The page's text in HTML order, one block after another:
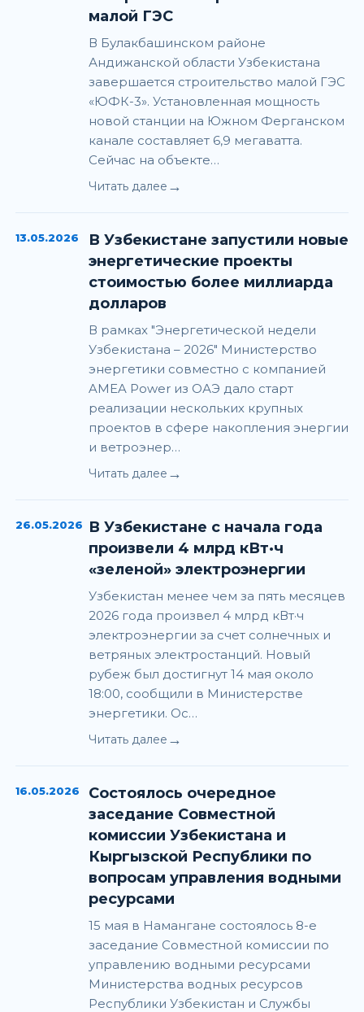
малой ГЭС
В Булакбашинском районе
Андижанской области Узбекистана
завершается строительство малой ГЭС
«ЮФК-3». Установленная мощность
новой станции на Южном Ферганском
канале составляет 6,9 мегаватта.
Сейчас на объекте…
Читать далее →
13.05.2026
В Узбекистане запустили новые
энергетические проекты
стоимостью более миллиарда
долларов
В рамках "Энергетической недели
Узбекистана – 2026" Министерство
энергетики совместно с компанией
AMEA Power из ОАЭ дало старт
реализации нескольких крупных
проектов в сфере накопления энергии
и ветроэнер…
Читать далее →
26.05.2026
В Узбекистане с начала года
произвели 4 млрд кВт·ч
«зеленой» электроэнергии
Узбекистан менее чем за пять месяцев
2026 года произвел 4 млрд кВт·ч
электроэнергии за счет солнечных и
ветряных электростанций. Новый
рубеж был достигнут 14 мая около
18:00, сообщили в Министерстве
энергетики. Ос…
Читать далее →
16.05.2026
Состоялось очередное
заседание Совместной
комиссии Узбекистана и
Кыргызской Республики по
вопросам управления водными
ресурсами
15 мая в Намангане состоялось 8-е
заседание Совместной комиссии по
управлению водными ресурсами
Министерства водных ресурсов
Республики Узбекистан и Службы